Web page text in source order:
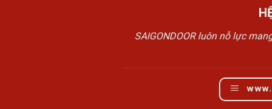
SAIGONDOOR luôn nỗ lực